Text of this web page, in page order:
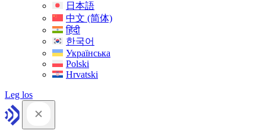
日本語
中文 (简体)
हिंदी
한국어
Українська
Polski
Hrvatski
Leg los